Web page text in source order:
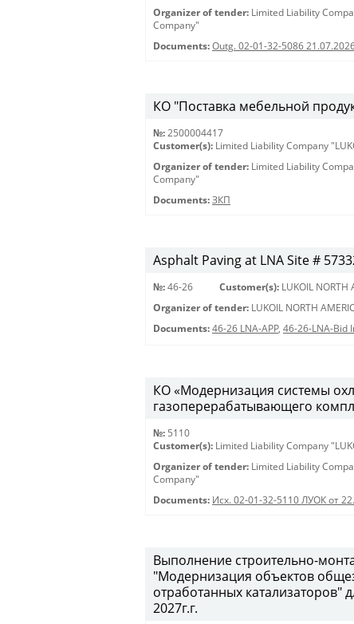
Organizer of tender: Limited Liability
Company"
Documents: Outg. 02-01-32-5086
КО "Поставка мебельной
№: 2500004417
Customer(s): Limited Liability Company
Organizer of tender: Limited Liability
Company"
Documents: ЗКП
Asphalt Paving at LNA Site #
№: 46-26 Customer(s): LUKOIL NORTH
Organizer of tender: LUKOIL NORTH
Documents: 46-26 LNA-APP, 46-26-LNA-Bid
КО «Модернизация системы
газоперерабатывающего
№: 5110
Customer(s): Limited Liability Company
Organizer of tender: Limited Liability
Company"
Documents: Исх. 02-01-32-5110 ЛУОК от
Выполнение строительно-
"Модернизация объектов
отработанных
2027г.г.